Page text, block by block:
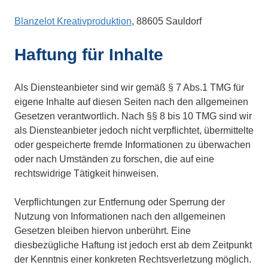
Blanzelot Kreativproduktion, 88605 Sauldorf
Haftung für Inhalte
Als Diensteanbieter sind wir gemäß § 7 Abs.1 TMG für
eigene Inhalte auf diesen Seiten nach den allgemeinen
Gesetzen verantwortlich. Nach §§ 8 bis 10 TMG sind wir
als Diensteanbieter jedoch nicht verpflichtet, übermittelte
oder gespeicherte fremde Informationen zu überwachen
oder nach Umständen zu forschen, die auf eine
rechtswidrige Tätigkeit hinweisen.
Verpflichtungen zur Entfernung oder Sperrung der
Nutzung von Informationen nach den allgemeinen
Gesetzen bleiben hiervon unberührt. Eine
diesbezügliche Haftung ist jedoch erst ab dem Zeitpunkt
der Kenntnis einer konkreten Rechtsverletzung möglich.